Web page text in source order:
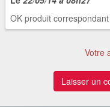
OK produit
Votre
Laisser un